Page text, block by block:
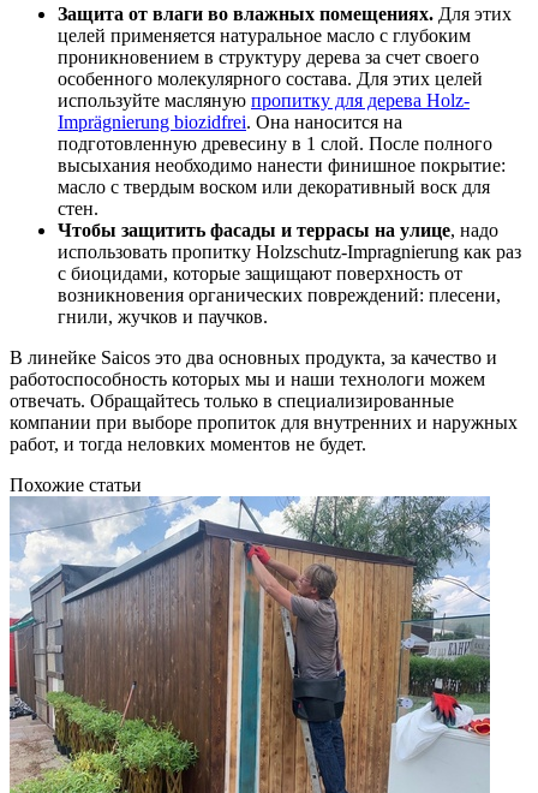
Защита от влаги во влажных помещениях. Для этих
целей применяется натуральное масло с глубоким
проникновением в структуру дерева за счет своего
особенного молекулярного состава. Для этих целей
используйте масляную пропитку для дерева Holz-
Imprägnierung biozidfrei. Она наносится на
подготовленную древесину в 1 слой. После полного
высыхания необходимо нанести финишное покрытие:
масло с твердым воском или декоративный воск для
стен.
Чтобы защитить фасады и террасы на улице, надо
использовать пропитку Holzschutz-Impragnierung как раз
с биоцидами, которые защищают поверхность от
возникновения органических повреждений: плесени,
гнили, жучков и паучков.
В линейке Saicos это два основных продукта, за качество и
работоспособность которых мы и наши технологи можем
отвечать. Обращайтесь только в специализированные
компании при выборе пропиток для внутренних и наружных
работ, и тогда неловких моментов не будет.
Похожие статьи